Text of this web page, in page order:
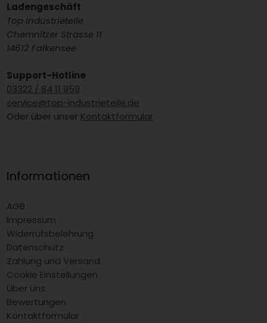
Ladengeschäft
Top Industrieteile
Chemnitzer Strasse 11
14612 Falkensee
Support-Hotline
03322 / 84 11 959
service@top-industrieteile.de
Oder über unser Kontaktformular
Informationen
AGB
Impressum
Widerrufsbelehrung
Datenschutz
Zahlung und Versand
Cookie Einstellungen
Über uns
Bewertungen
Kontaktformular